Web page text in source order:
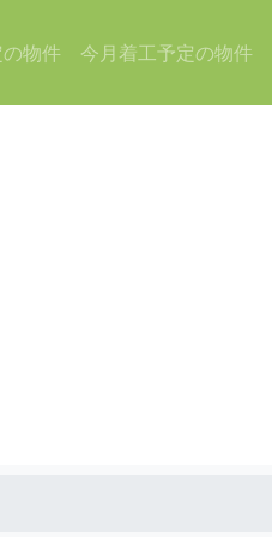
物件 今月着工予定の物件